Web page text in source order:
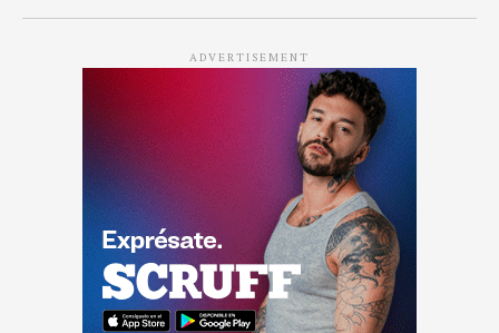
ADVERTISEMENT